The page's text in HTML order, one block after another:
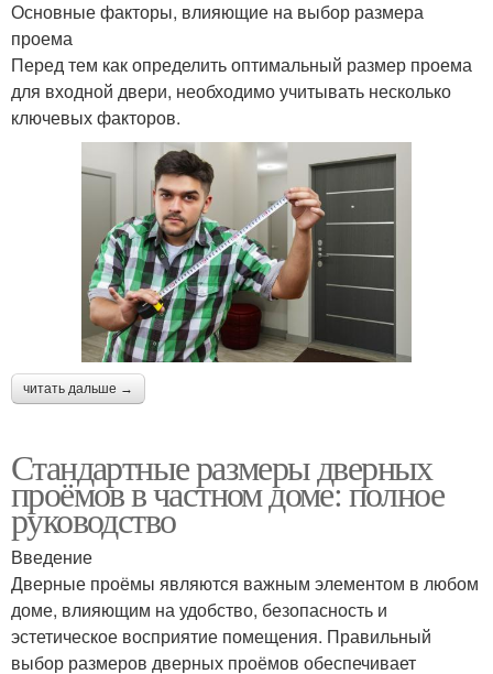
Основные факторы, влияющие на выбор размера
проема
Перед тем как определить оптимальный размер проема
для входной двери, необходимо учитывать несколько
ключевых факторов.
читать дальше →
Стандартные размеры дверных
проёмов в частном доме: полное
руководство
Введение
Дверные проёмы являются важным элементом в любом
доме, влияющим на удобство, безопасность и
эстетическое восприятие помещения. Правильный
выбор размеров дверных проёмов обеспечивает